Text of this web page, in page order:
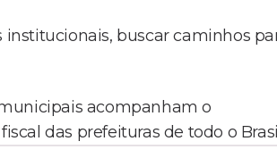
buscar caminhos
acompanham o
das prefeituras de todo o